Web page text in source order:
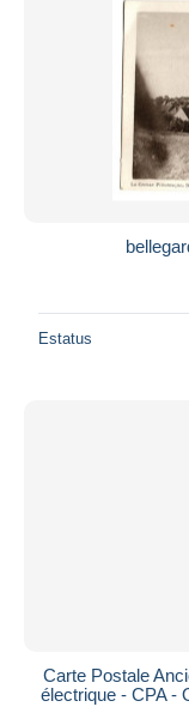
Estatus
Carte Postale
électrique - CPA -